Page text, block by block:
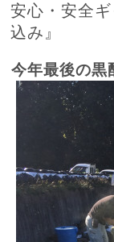
安心・安全
込み』
今年最後の黒